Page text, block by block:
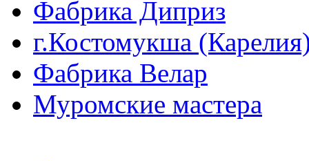
Фабрика Диприз
г.Костомукша
Фабрика Велар
Муромские мастера